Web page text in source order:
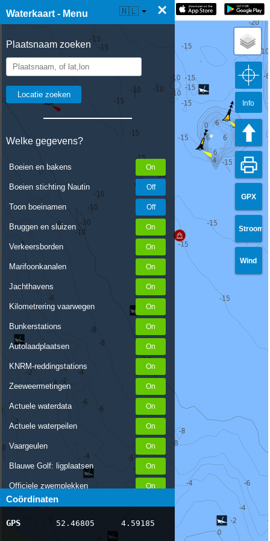
Waterkaart - Menu ×
Plaatsnaam zoeken
Welke gegevens?
Boeien en bakens
Boeien stichting Nautin
Toon boeinamen
Bruggen en sluizen
Verkeersborden
Marifoonkanalen
Jachthavens
Kilometrering vaarwegen
Bunkerstations
Autolaadplaatsen
KNRM-reddingstations
Zeeweermetingen
Actuele waterdata
Actuele waterpeilen
Vaargeulen
Blauwe Golf: ligplaatsen
Officiele zwemplekken
Stremmingen/hinder
AIS scheepsposities
Coördinaten
GPS 52.46805 4.59185
☰ Waterkaart Live 🇳🇱
GPX
Stroom
Wind
Info